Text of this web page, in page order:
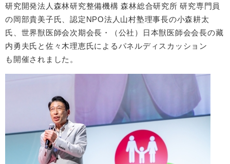
研究開発法人森林研究整備機構 森林総合研究所 研究専門員
の岡部貴美子氏、認定NPO法人山村塾理事長の小森耕太
氏、世界獣医師会次期会長・（公社）日本獣医師会会長の藏
内勇夫氏と佐々木理恵氏によるパネルディスカッション
も開催されました。​